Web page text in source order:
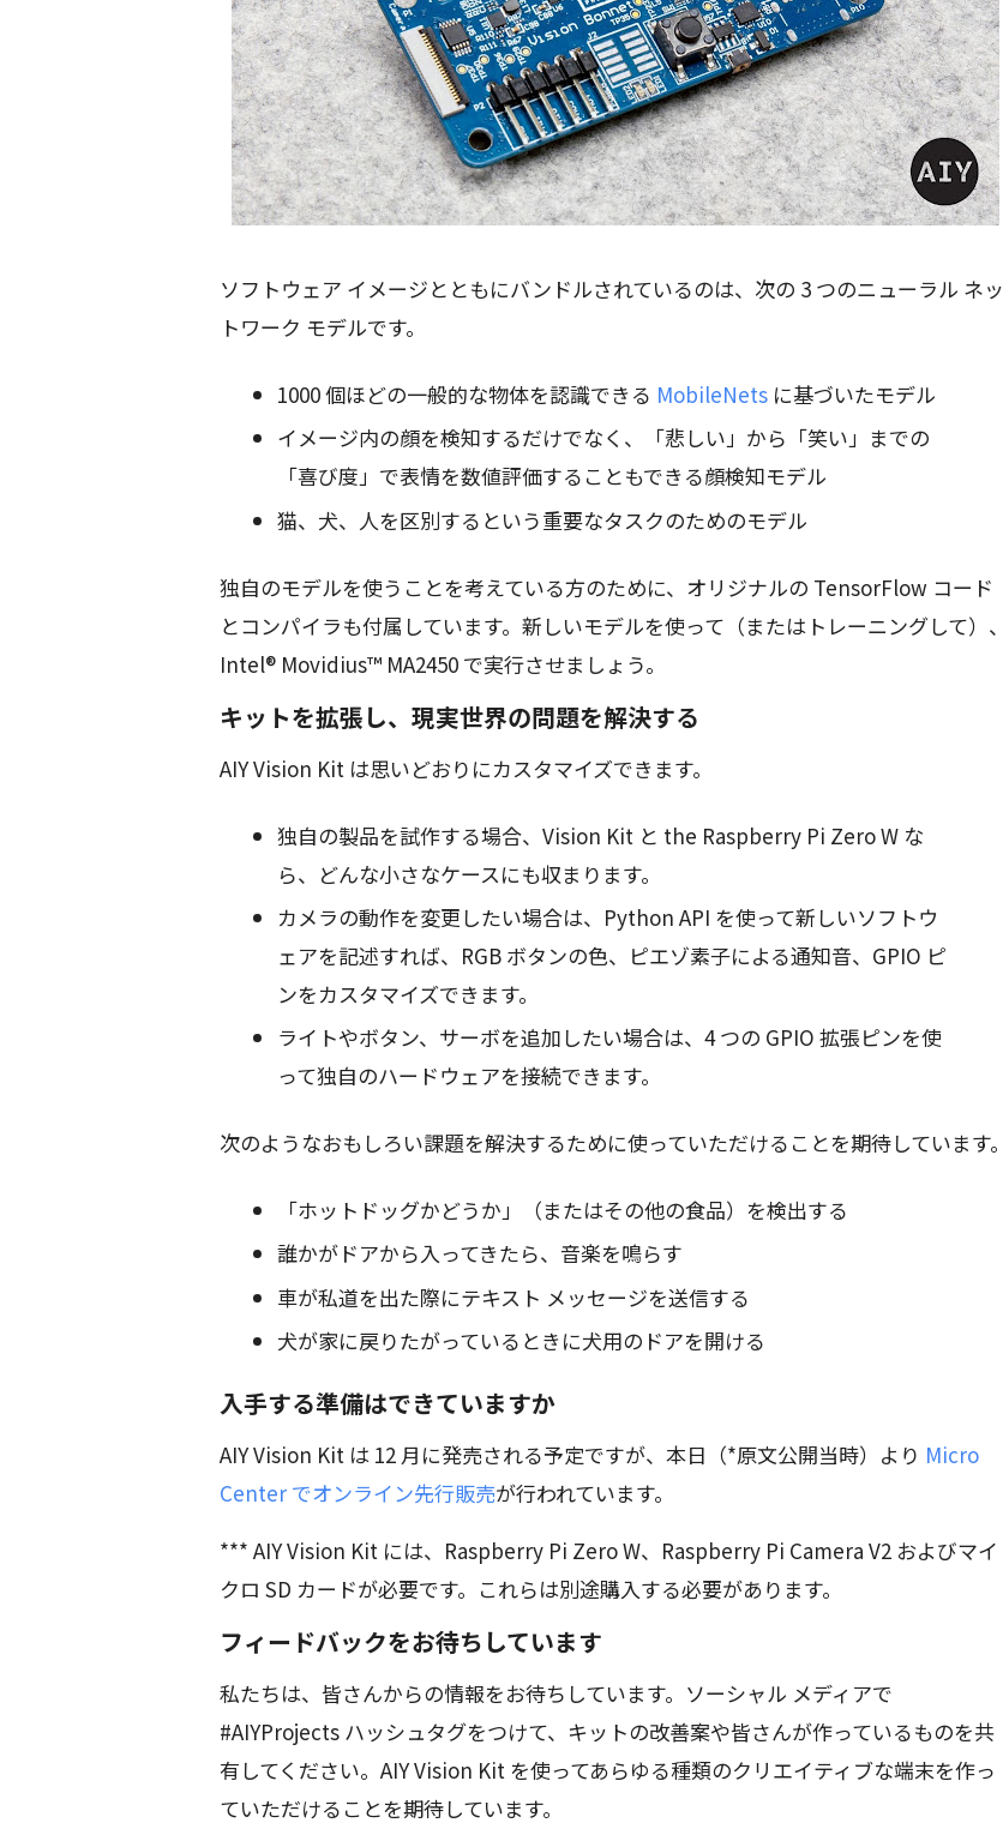
ソフトウェア イメージとともにバンドルされているのは、次の 3 つのニューラル ネッ
トワーク モデルです。
1000 個ほどの一般的な物体を認識できる MobileNets に基づいたモデル
イメージ内の顔を検知するだけでなく、「悲しい」から「笑い」までの
「喜び度」で表情を数値評価することもできる顔検知モデル
猫、犬、人を区別するという重要なタスクのためのモデル
独自のモデルを使うことを考えている方のために、オリジナルの TensorFlow コード
とコンパイラも付属しています。新しいモデルを使って（またはトレーニングして）、
Intel® Movidius™ MA2450 で実行させましょう。
キットを拡張し、現実世界の問題を解決する
AIY Vision Kit は思いどおりにカスタマイズできます。
独自の製品を試作する場合、Vision Kit と the Raspberry Pi Zero W な
ら、どんな小さなケースにも収まります。
カメラの動作を変更したい場合は、Python API を使って新しいソフトウ
ェアを記述すれば、RGB ボタンの色、ピエゾ素子による通知音、GPIO ピ
ンをカスタマイズできます。
ライトやボタン、サーボを追加したい場合は、4 つの GPIO 拡張ピンを使
って独自のハードウェアを接続できます。
次のようなおもしろい課題を解決するために使っていただけることを期待しています。
「ホットドッグかどうか」（またはその他の食品）を検出する
誰かがドアから入ってきたら、音楽を鳴らす
車が私道を出た際にテキスト メッセージを送信する
犬が家に戻りたがっているときに犬用のドアを開ける
入手する準備はできていますか
AIY Vision Kit は 12 月に発売される予定ですが、本日（*原文公開当時）より Micro
Center でオンライン先行販売が行われています。
*** AIY Vision Kit には、Raspberry Pi Zero W、Raspberry Pi Camera V2 およびマイ
クロ SD カードが必要です。これらは別途購入する必要があります。
フィードバックをお待ちしています
私たちは、皆さんからの情報をお待ちしています。ソーシャル メディアで
#AIYProjects ハッシュタグをつけて、キットの改善案や皆さんが作っているものを共
有してください。AIY Vision Kit を使ってあらゆる種類のクリエイティブな端末を作っ
ていただけることを期待しています。